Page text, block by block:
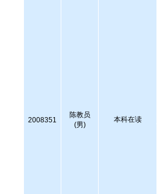
2008351
陈教员
(男)
本科在读